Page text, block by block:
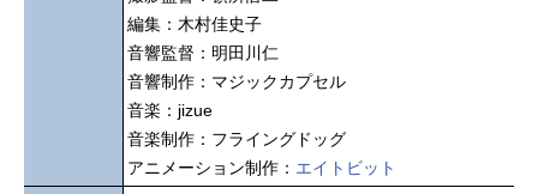
編集：木村佳史子
音響監督：明田川仁
音響制作：マジックカプセル
音楽：jizue
音楽制作：フライングドッグ
アニメーション制作： エイトビット